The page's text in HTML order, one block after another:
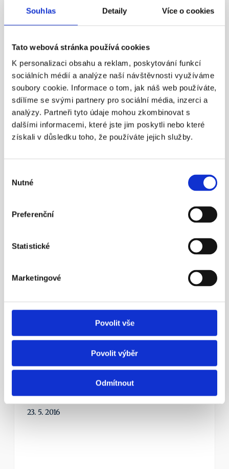
Souhlas Detaily Více o cookies
Tato webová stránka používá cookies
K personalizaci obsahu a reklam, poskytování funkcí
sociálních médií a analýze naší návštěvnosti využíváme
soubory cookie. Informace o tom, jak náš web používáte,
sdílíme se svými partnery pro sociální média, inzerci a
analýzy. Partneři tyto údaje mohou zkombinovat s
dalšími informacemi, které jste jim poskytli nebo které
získali v důsledku toho, že používáte jejich služby.
souhlasu
Nutné
Preferenční
Statistické
Marketingové
Povolit vše
Povolit výběr
Odmítnout
11. 4. 2016
¶
Státní důchod? Důchodový věk
nestačí!
23. 4. 2016
Aleš Poklop živě v ČT z tiskové
zároveň dvě penzijní smlouvy.
Více info
23. 5. 2016